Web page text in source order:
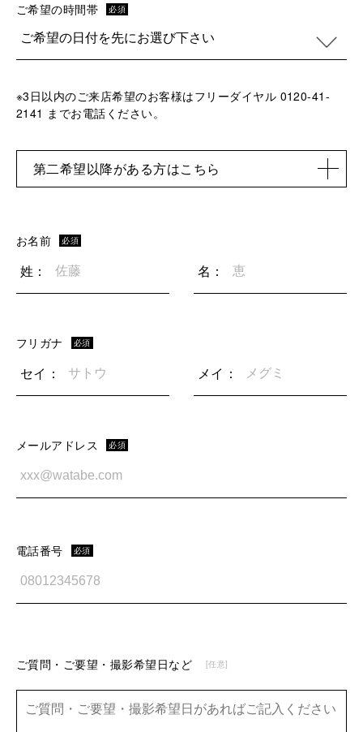
ご希望の時間帯 必須
※3日以内のご来店希望のお客様はフリーダイヤル 0120-41-
2141 までお電話ください。
第二希望以降がある方はこちら
お名前 必須
姓： 名：
フリガナ 必須
セイ： メイ：
メールアドレス 必須
電話番号 必須
ご質問・ご要望・撮影希望日など [任意]